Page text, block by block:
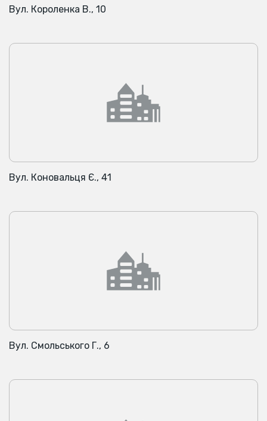
Вул. Короленка В., 10
Вул. Коновальця Є., 41
Вул. Смольського Г., 6